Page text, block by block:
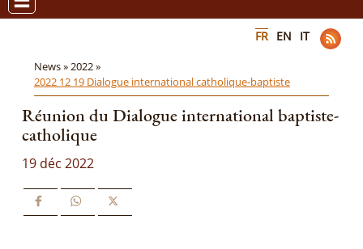
FR EN IT
News »2022 »
2022 12 19 Dialogue international catholique-baptiste
Réunion du Dialogue international baptiste-
catholique
19 déc 2022